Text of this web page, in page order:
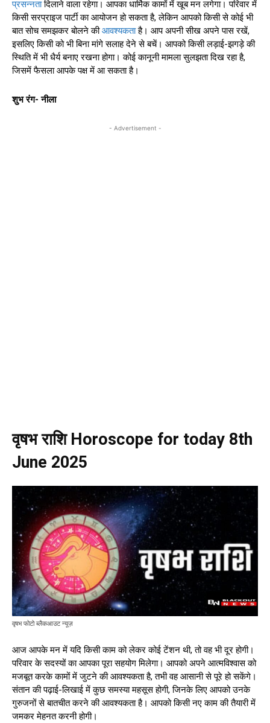
प्रसन्नतादिलाने वाला रहेगा। आपका धार्मिक कामों में खूब मन लगेगा। परिवार में
किसी सरप्राइज पार्टी का आयोजन हो सकता है, लेकिन आपको किसी से कोई भी
बात सोच समझकर बोलने कीआवश्यकताहै। आप अपनी सीख अपने पास रखें,
इसलिए किसी को भी बिना मांगे सलाह देने से बचें। आपको किसी लड़ाई-झगड़े की
स्थिति में भी धैर्य बनाए रखना होगा। कोई कानूनी मामला सुलझता दिख रहा है,
जिसमें फैसला आपके पक्ष में आ सकता है।
शुभ रंग- नीला
- Advertisement -
वृषभ राशि Horoscope for today 8th
June 2025
वृषभ फोटो ब्लैकआउट न्यूज़
आज आपके मन में यदि किसी काम को लेकर कोई टेंशन थी, तो वह भी दूर होगी।
परिवार के सदस्यों का आपका पूरा सहयोग मिलेगा। आपको अपने आत्मविश्वास को
मजबूत करके कामों में जुटने की आवश्यकता है, तभी वह आसानी से पूरे हो सकेंगे।
संतान की पढ़ाई-लिखाई में कुछ समस्या महसूस होगी, जिनके लिए आपको उनके
गुरुजनों से बातचीत करने की आवश्यकता है। आपको किसी नए काम की तैयारी में
जमकर मेहनत करनी होगी।